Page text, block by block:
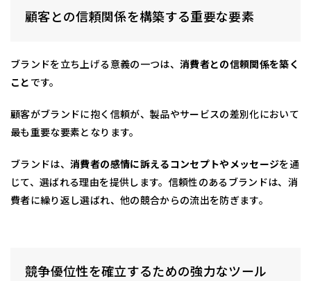
顧客との信頼関係を構築する重要な要素
ブランドを立ち上げる意義の一つは、 消費者との信頼関係を築く
こと です。
顧客がブランドに抱く信頼が、製品やサービスの差別化において
最も重要な要素となります。
ブランドは、消費者の感情に訴えるコンセプトやメッセージを通
じて、選ばれる理由を提供します。信頼性のあるブランドは、消
費者に繰り返し選ばれ、他の競合からの流出を防ぎます。
競争優位性を確立するための強力なツール